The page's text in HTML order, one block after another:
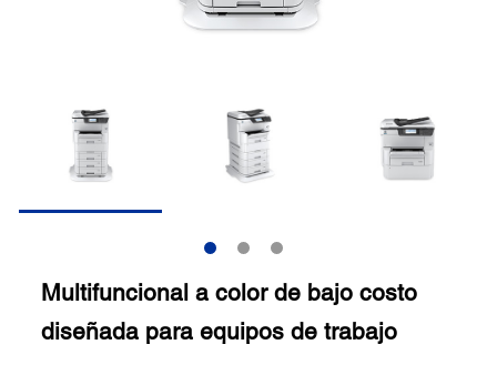
Multifuncional a color de bajo costo
diseñada para equipos de trabajo